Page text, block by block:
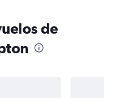
de